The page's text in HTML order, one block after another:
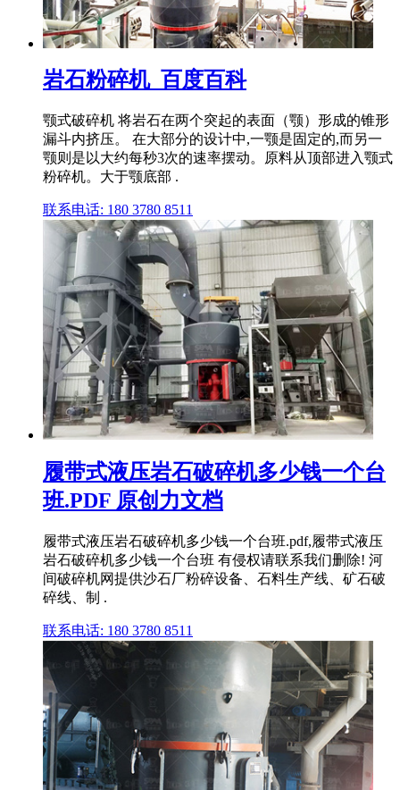
岩石粉碎机_百度百科
颚式破碎机 将岩石在两个突起的表面（颚）形成的锥形
漏斗内挤压。 在大部分的设计中,一颚是固定的,而另一
颚则是以大约每秒3次的速率摆动。原料从顶部进入颚式
粉碎机。大于颚底部 .
联系电话: 180 3780 8511
履带式液压岩石破碎机多少钱一个台
班.PDF 原创力文档
履带式液压岩石破碎机多少钱一个台班.pdf,履带式液压
岩石破碎机多少钱一个台班 有侵权请联系我们删除! 河
间破碎机网提供沙石厂粉碎设备、石料生产线、矿石破
碎线、制 .
联系电话: 180 3780 8511